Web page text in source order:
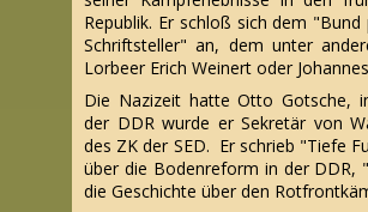
Republik. Er schloß sich dem
Schriftsteller" an, dem unter
Lorbeer Erich Weinert oder
Die Nazizeit hatte Otto Gotsche,
der DDR wurde er Sekretär von
des ZK der SED. Er schrieb "Tiefe
über die Bodenreform in der DDR,
die Geschichte über den